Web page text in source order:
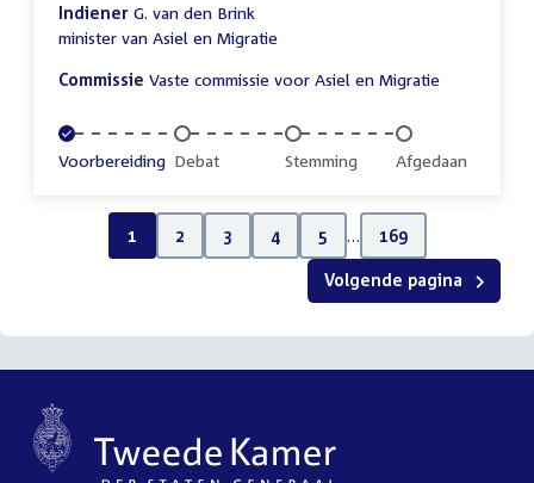
Indiener G. van den Brink
minister van Asiel en Migratie
Commissie Vaste commissie voor Asiel en Migratie
Voltooid:
Voorbereiding Onvoltooid:
Debat Onvoltooid:
Stemming Onvoltooid:
Afgedaan
1 2 3 4 5 … 169
Volgende pagina